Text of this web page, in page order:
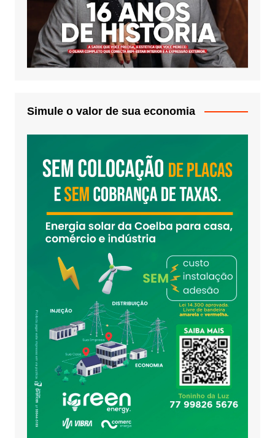
Simule o valor de sua economia